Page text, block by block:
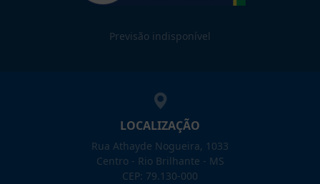
Previsão indisponível
LOCALIZAÇÃO
Rua Athayde Nogueira, 1033
Centro - Rio Brilhante - MS
CEP: 79.130-000